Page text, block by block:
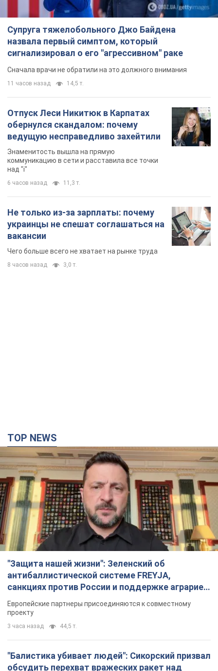
Супруга тяжелобольного Джо Байдена
назвала первый симптом, который
сигнализировал о его "агрессивном" раке
Сначала врачи не обратили на это должного внимания
11 часов назад 14,5 т.
Отпуск Леси Никитюк в Карпатах
обернулся скандалом: почему
ведущую несправедливо захейтили
Знаменитость вышла на прямую
коммуникацию в сети и расставила все точки
над "i"
6 часов назад 11,3 т.
Не только из-за зарплаты: почему
украинцы не спешат соглашаться на
вакансии
Чего больше всего не хватает на рынке труда
8 часов назад 3,0 т.
TOP NEWS
"Защита нашей жизни": Зеленский об
антибаллистической системе FREYJA,
санкциях против России и поддержке аграриев.
Видео
Европейские партнеры присоединяются к совместному
проекту
3 часа назад 44,5 т.
"Балистика убивает людей": Сикорский призвал
обсудить перехват вражеских ракет над